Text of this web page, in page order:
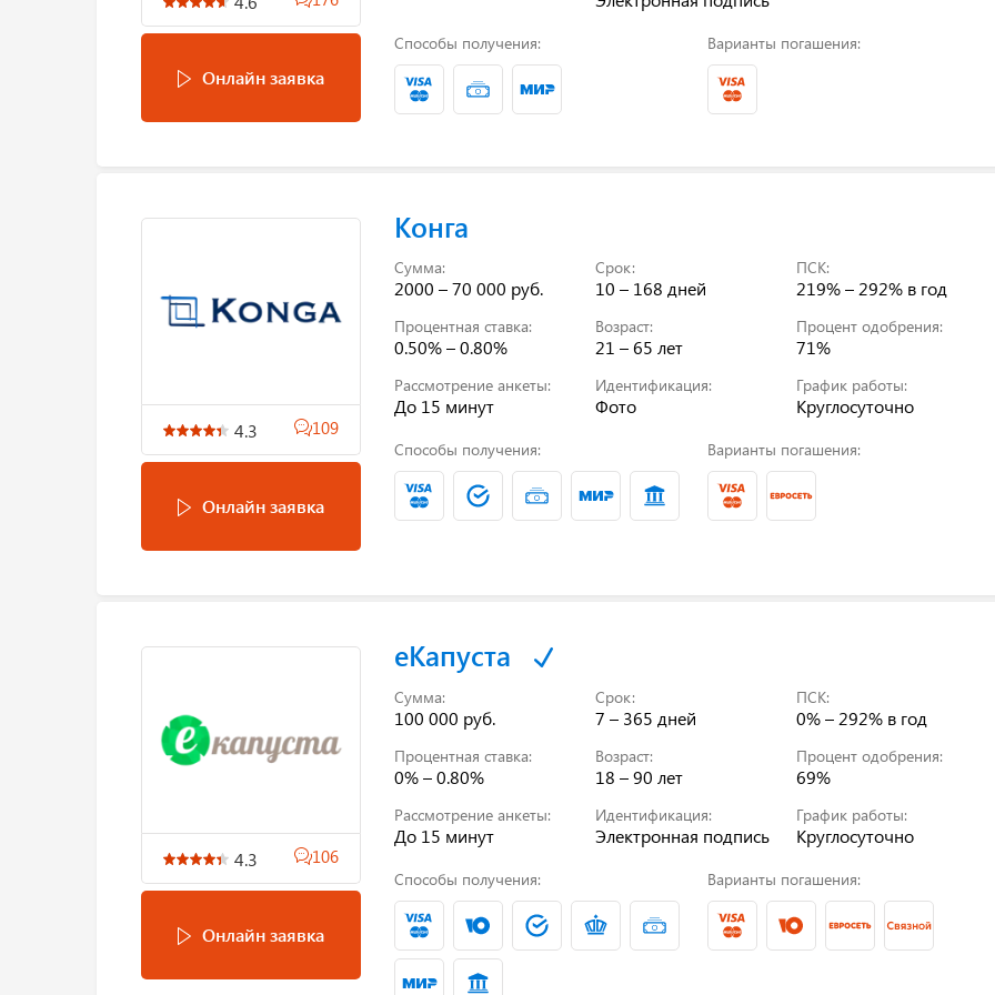
Онлайн заявка
Способы получения: Варианты погашения:
4.3 109
Онлайн заявка
Конга
Сумма:
2000 – 70 000 руб.
Срок:
10 – 168 дней
ПСК:
219% – 292% в год
Процентная ставка:
0.50% – 0.80%
Возраст:
21 – 65 лет
Процент одобрения:
71%
Рассмотрение анкеты:
До 15 минут
Идентификация:
Фото
График работы:
Круглосуточно
Способы получения: Варианты погашения:
4.3 106
Онлайн заявка
еКапуста
Сумма:
100 000 руб.
Срок:
7 – 365 дней
ПСК:
0% – 292% в год
Процентная ставка:
0% – 0.80%
Возраст:
18 – 90 лет
Процент одобрения:
69%
Рассмотрение анкеты:
До 15 минут
Идентификация:
Электронная подпись
График работы:
Круглосуточно
Способы получения: Варианты погашения: